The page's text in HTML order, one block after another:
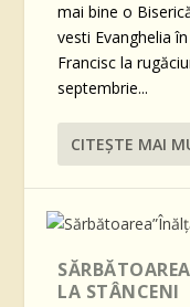
mai bine o
vesti Evanghelia
Francisc la
septembrie...
CITEŞTE MAI
LA STÂNCENI